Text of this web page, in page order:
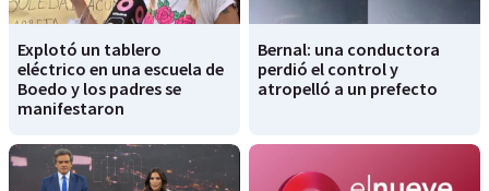
Explotó un tablero
eléctrico en una escuela de
Boedo y los padres se
manifestaron
Bernal: una conductora
perdió el control y
atropelló a un prefecto